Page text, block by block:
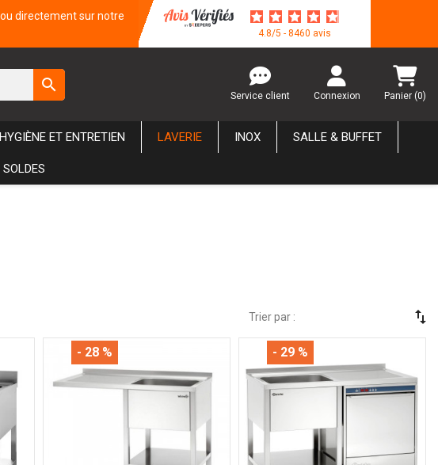
directement sur notre
4.8/5 - 8460 avis
search
Service client Connexion Panier (0)
HYGIÈNE ET ENTRETIEN LAVERIE INOX SALLE & BUFFET
SOLDES
Trier par : swap_vert
- 28 % - 29 %